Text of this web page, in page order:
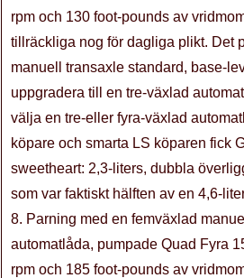
rpm och 130 foot-pounds av
tillräckliga nog för dagliga plikt. Det
manuell transaxle standard, base-
uppgradera till en tre-växlad
välja en tre-eller fyra-växlad
köpare och smarta LS köparen fick
sweetheart: 2,3-liters, dubbla
som var faktiskt hälften av en 4,6-
8. Parning med en femväxlad
automatlåda, pumpade Quad Fyra
rpm och 185 foot-pounds av